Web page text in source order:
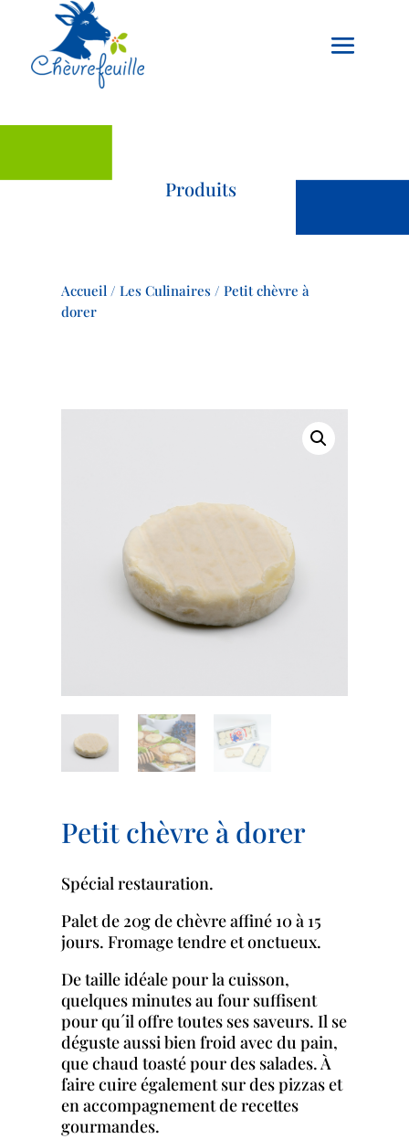
Produits
Accueil /Les Culinaires / Petit chèvre à
dorer
Petit chèvre à dorer
Spécial restauration.
Palet de 20g de chèvre affiné 10 à 15
jours. Fromage tendre et onctueux.
De taille idéale pour la cuisson,
quelques minutes au four suffisent
pour qu´il offre toutes ses saveurs. Il se
déguste aussi bien froid avec du pain,
que chaud toasté pour des salades. À
faire cuire également sur des pizzas et
en accompagnement de recettes
gourmandes.